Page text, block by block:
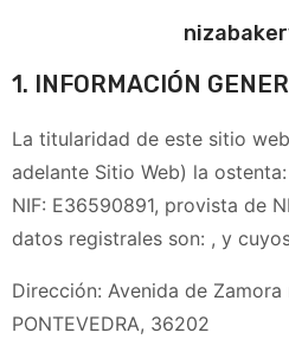
1. INFORMACIÓN
La titularidad de este sitio web
adelante Sitio Web) la ostenta:
NIF: E36590891, provista de
datos registrales son: , y
Dirección: Avenida de Zamora
PONTEVEDRA, 36202